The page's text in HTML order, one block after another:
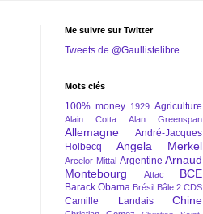
Me suivre sur Twitter
Tweets de @Gaullistelibre
Mots clés
100% money 1929 Agriculture
Alain Cotta Alan Greenspan
Allemagne
André-Jacques
Holbecq
Angela Merkel
Arcelor-Mittal Argentine Arnaud
Montebourg
Attac BCE
Barack Obama Brésil Bâle 2 CDS
Camille Landais Chine